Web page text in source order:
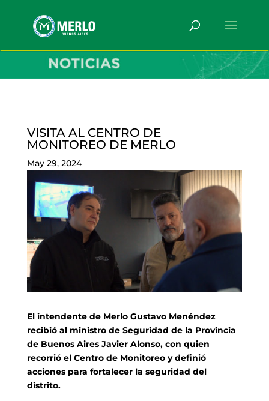
VISITA AL CENTRO DE
MONITOREO DE MERLO
May 29, 2024
El intendente de Merlo Gustavo Menéndez
recibió al ministro de Seguridad de la Provincia
de Buenos Aires Javier Alonso, con quien
recorrió el Centro de Monitoreo y definió
acciones para fortalecer la seguridad del
distrito.